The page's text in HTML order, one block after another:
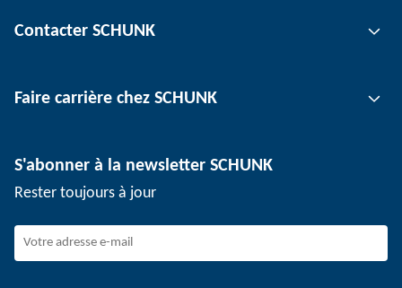
Technologie d'automatisation
Technologie de serrage de pièce
Contacter SCHUNK
Sites
Événements
Faire carrière chez SCHUNK
SCHUNK en tant qu'employeur
Rejoindre SCHUNK
S'abonner à la newsletter SCHUNK
Rester toujours à jour